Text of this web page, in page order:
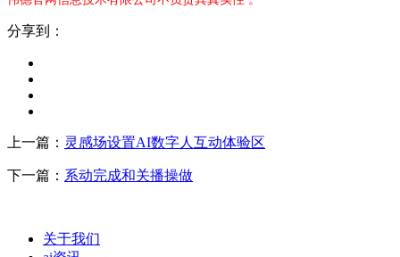
分享到：
上一篇： 灵感场设置AI数字人互动体验区
下一篇： 系动完成和关播操做
关于我们